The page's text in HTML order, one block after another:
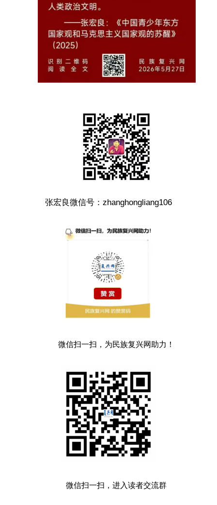
张宏良微信号：zhanghongliang106
微信扫一扫，为民族复兴网助力！
微信扫一扫，进入读者交流群